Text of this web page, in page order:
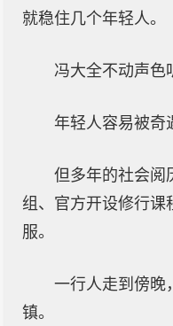
就稳住几个年轻人。
冯大全不动声色
年轻人容易被奇
但多年的社会阅
组、官方开设修行课
服。
一行人走到傍晚
镇。